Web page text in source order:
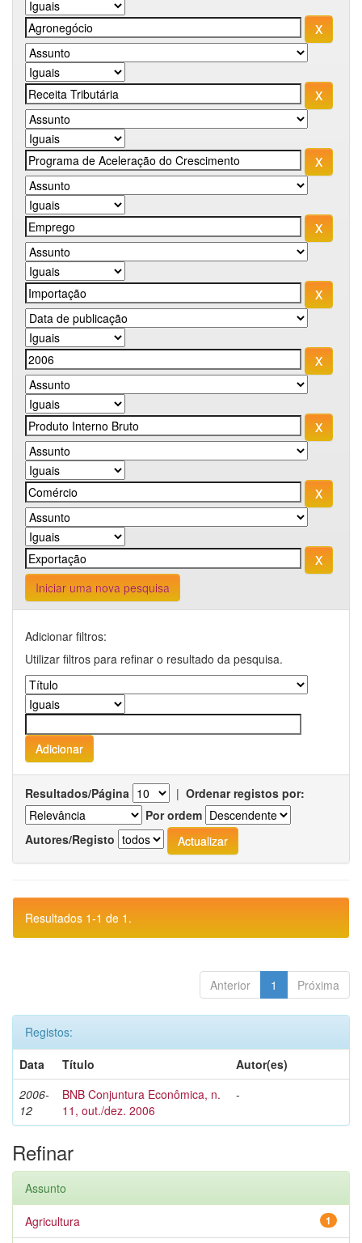
Iniciar uma nova pesquisa
Adicionar filtros:
Utilizar filtros para refinar o resultado da pesquisa.
Resultados/Página | Ordenar registos por:
Por ordem
Autores/Registo
Resultados 1-1 de 1.
Anterior 1 Próxima
Registos:
Data
Título
Autor(es)
2006-
12
BNB Conjuntura Econômica, n.
11, out./dez. 2006
-
Refinar
Assunto
1
Agricultura